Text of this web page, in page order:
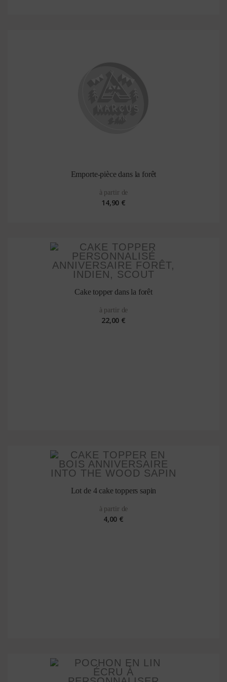
Emporte-pièce dans la forêt
à partir de
14,90 €
Cake topper dans la forêt
à partir de
22,00 €
Lot de 4 cake toppers sapin
à partir de
4,00 €